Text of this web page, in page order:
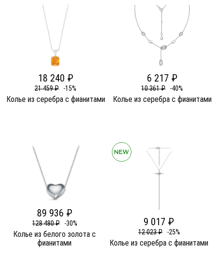
18 240 ₽
21 459 ₽ -15%
Колье из серебра c фианитами
6 217 ₽
10 361 ₽ -40%
Колье из серебра c фианитами
89 936 ₽
128 480 ₽ -30%
Колье из белого золота c
фианитами
9 017 ₽
12 023 ₽ -25%
Колье из серебра c фианитами